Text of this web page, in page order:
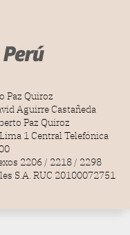
Paz Quiroz
Aguirre Castañeda
Paz Quiroz
1 Central Telefónica
2206 / 2218 / 2298
S.A. RUC 20100072751